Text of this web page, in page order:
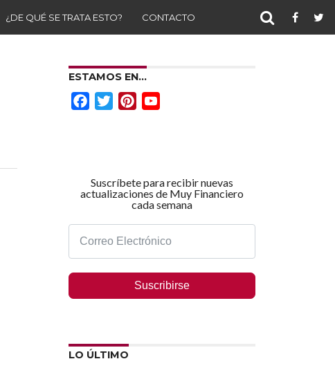
¿DE QUÉ SE TRATA ESTO? CONTACTO
ESTAMOS EN…
FacebookTwitterPinterest
Suscríbete para recibir nuevas
actualizaciones de Muy Financiero
cada semana
Suscribirse
LO ÚLTIMO